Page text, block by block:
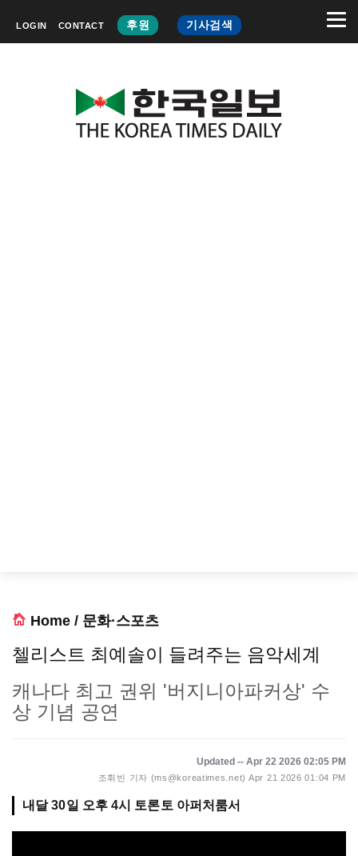
LOGIN CONTACT 후원 기사검색
Home / 문화·스포츠
첼리스트 최예솔이 들려주는 음악세계
캐나다 최고 권위 '버지니아파커상' 수
상 기념 공연
Updated -- Apr 22 2026 02:05 PM
조휘빈 기자 (ms@koreatimes.net) Apr 21 2026 01:04 PM
내달 30일 오후 4시 토론토 아퍼처룸서